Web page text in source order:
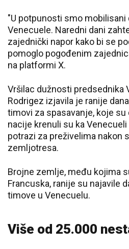
"U potpunosti smo mobilisani
Venecuele. Naredni dani
zajednički napor kako bi se
pomoglo pogođenim
na platformi X.
Vršilac dužnosti predsednika
Rodrigez izjavila je ranije
timovi za spasavanje, koje
nacije krenuli su ka
potrazi za preživelima nakon
zemljotresa.
Brojne zemlje, među kojima
Francuska, ranije su najavile
timove u Venecuelu.
Više od 25.000